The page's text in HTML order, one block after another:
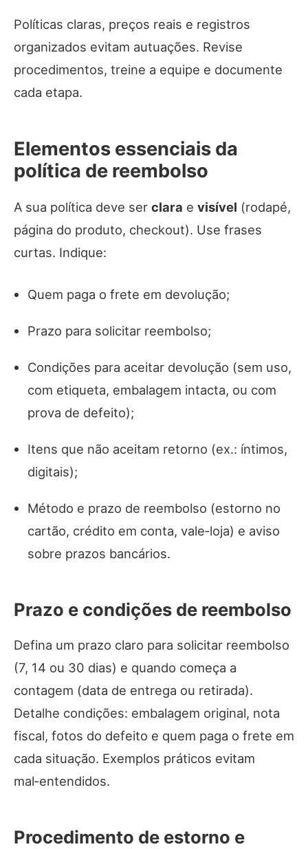
Políticas claras, preços reais e registros
organizados evitam autuações. Revise
procedimentos, treine a equipe e documente
cada etapa.
Elementos essenciais da
política de reembolso
A sua política deve ser clara e visível (rodapé,
página do produto, checkout). Use frases
curtas. Indique:
Quem paga o frete em devolução;
Prazo para solicitar reembolso;
Condições para aceitar devolução (sem uso,
com etiqueta, embalagem intacta, ou com
prova de defeito);
Itens que não aceitam retorno (ex.: íntimos,
digitais);
Método e prazo de reembolso (estorno no
cartão, crédito em conta, vale‑loja) e aviso
sobre prazos bancários.
Prazo e condições de reembolso
Defina um prazo claro para solicitar reembolso
(7, 14 ou 30 dias) e quando começa a
contagem (data de entrega ou retirada).
Detalhe condições: embalagem original, nota
fiscal, fotos do defeito e quem paga o frete em
cada situação. Exemplos práticos evitam
mal‑entendidos.
Procedimento de estorno e